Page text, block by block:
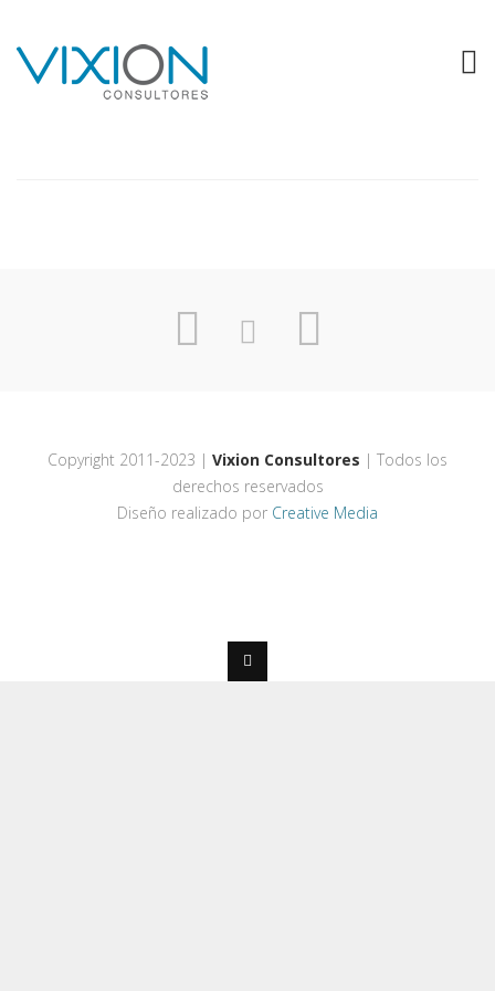
Copyright 2011-2023 | Vixion Consultores | Todos los
derechos reservados
Diseño realizado por Creative Media